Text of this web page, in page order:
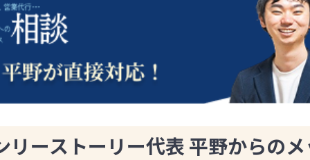
リーストーリー代表 平野からの